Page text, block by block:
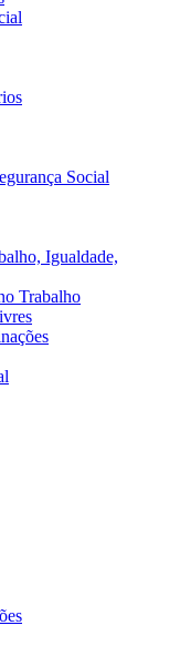
Social
Igualdade,
Trabalho